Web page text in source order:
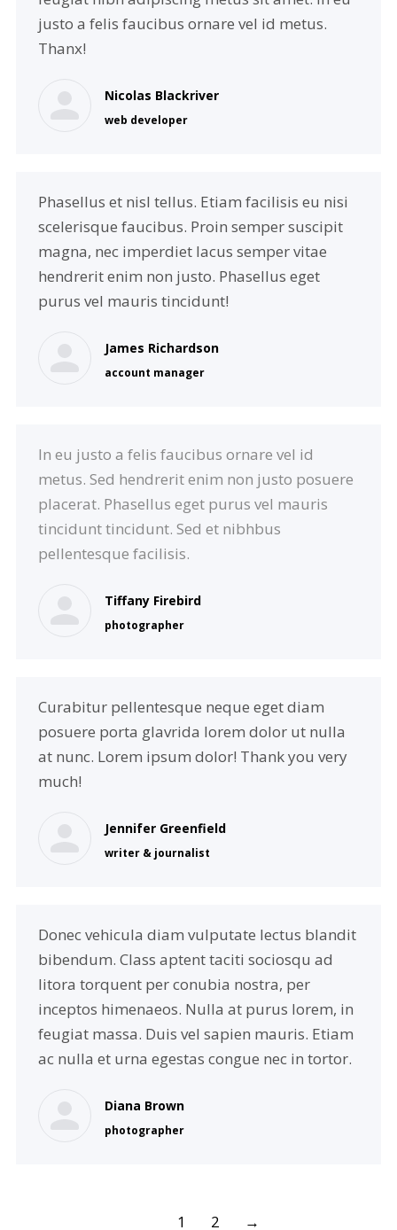
justo a felis faucibus ornare vel id metus.
Thanx!
Nicolas Blackriver
web developer
Phasellus et nisl tellus. Etiam facilisis eu nisi
scelerisque faucibus. Proin semper suscipit
magna, nec imperdiet lacus semper vitae
hendrerit enim non justo. Phasellus eget
purus vel mauris tincidunt!
James Richardson
account manager
In eu justo a felis faucibus ornare vel id
metus. Sed hendrerit enim non justo posuere
placerat. Phasellus eget purus vel mauris
tincidunt tincidunt. Sed et nibhbus
pellentesque facilisis.
Tiffany Firebird
photographer
Curabitur pellentesque neque eget diam
posuere porta glavrida lorem dolor ut nulla
at nunc. Lorem ipsum dolor! Thank you very
much!
Jennifer Greenfield
writer & journalist
Donec vehicula diam vulputate lectus blandit
bibendum. Class aptent taciti sociosqu ad
litora torquent per conubia nostra, per
inceptos himenaeos. Nulla at purus lorem, in
feugiat massa. Duis vel sapien mauris. Etiam
ac nulla et urna egestas congue nec in tortor.
Diana Brown
photographer
1 2 →